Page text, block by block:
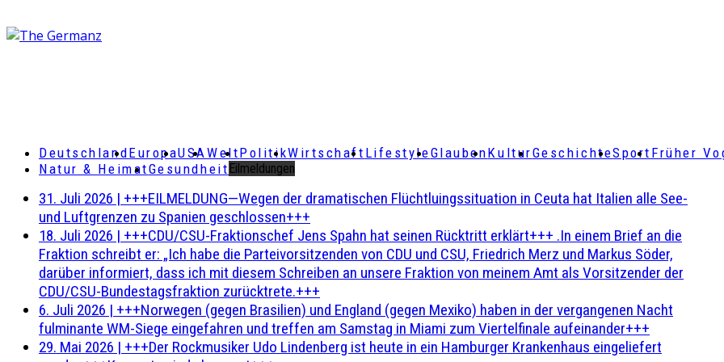
DeutschlandEuropaUSAWeltPolitikWirtschaft LifestyleGlaubenKulturGeschichteSport Früher
Natur & HeimatGesundheit Eilmeldungen
31. Juli 2026 | +++EILMELDUNG—Wegen der dramatischen Flüchtluingssituation in Ceuta hat Italien alle See-
und Luftgrenzen zu Spanien geschlossen+++
18. Juli 2026 | +++CDU/CSU-Fraktionschef Jens Spahn hat seinen Rücktritt erklärt+++ .In einem Brief an die
Fraktion schreibt er: „Ich habe die Parteivorsitzenden von CDU und CSU, Friedrich Merz und Markus Söder,
darüber informiert, dass ich mit diesem Schreiben an unsere Fraktion von meinem Amt als Vorsitzender der
CDU/CSU-Bundestagsfraktion zurücktrete.+++
6. Juli 2026 | +++Norwegen (gegen Brasilien) und England (gegen Mexiko) haben in der vergangenen Nacht
fulminante WM-Siege eingefahren und treffen am Samstag in Miami zum Viertelfinale aufeinander+++
29. Mai 2026 | +++Der Rockmusiker Udo Lindenberg ist heute in ein Hamburger Krankenhaus eingeliefert